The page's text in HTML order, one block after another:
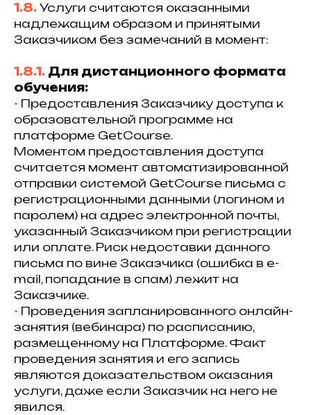
1.8. Услуги считаются оказанными
надлежащим образом и принятыми
Заказчиком без замечаний в момент:
1.8.1. Для дистанционного формата
обучения:
•⁠ Предоставления Заказчику доступа к
образовательной программе на
платформе GetCourse.
Моментом предоставления доступа
считается момент автоматизированной
отправки системой GetCourse письма с
регистрационными данными (логином и
паролем) на адрес электронной почты,
указанный Заказчиком при регистрации
или оплате. Риск недоставки данного
письма по вине Заказчика (ошибка в e-
mail, попадание в спам) лежит на
Заказчике.
•⁠ Проведения запланированного онлайн-
занятия (вебинара) по расписанию,
размещенному на Платформе. Факт
проведения занятия и его запись
являются доказательством оказания
услуги, даже если Заказчик на него не
явился.